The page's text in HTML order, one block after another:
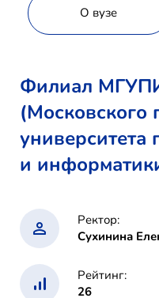
О вузе
Филиал
(Московского
университета
и
Ректор:
Сухинина
Рейтинг:
26